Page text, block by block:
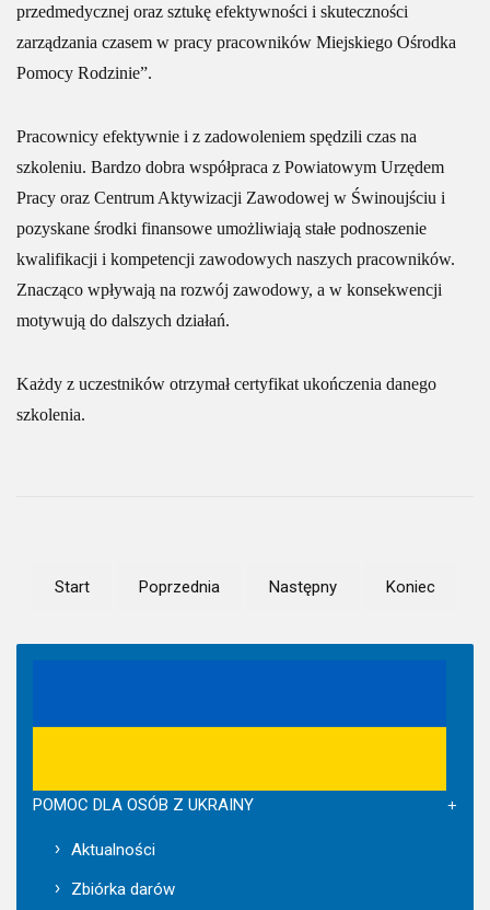
przedmedycznej oraz sztukę efektywności i skuteczności
zarządzania czasem w pracy pracowników Miejskiego Ośrodka
Pomocy Rodzinie”.
Pracownicy efektywnie i z zadowoleniem spędzili czas na
szkoleniu. Bardzo dobra współpraca z Powiatowym Urzędem
Pracy oraz Centrum Aktywizacji Zawodowej w Świnoujściu i
pozyskane środki finansowe umożliwiają stałe podnoszenie
kwalifikacji i kompetencji zawodowych naszych pracowników.
Znacząco wpływają na rozwój zawodowy, a w konsekwencji
motywują do dalszych działań.
Każdy z uczestników otrzymał certyfikat ukończenia danego
szkolenia.
Start Poprzednia Następny Koniec
POMOC DLA OSÓB Z UKRAINY
Aktualności
Zbiórka darów